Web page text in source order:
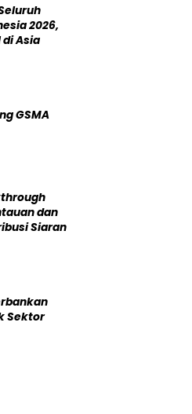
2026,
di Asia
GSMA
dan
Siaran
Sektor